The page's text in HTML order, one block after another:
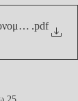
Κω 25-
.pdf